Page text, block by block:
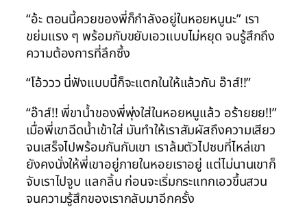
“อ้ะ ตอนนี้ควยของพี่ก็กำลังอยู่ในหอยหนูนะ” เรา
ขย่มแรง ๆ พร้อมกับขยับเอวแบบไม่หยุด จนรู้สึกถึง
ความต้องการที่ลึกซึ้ง
“โอ้ววว นี่ฟังแบบนี้ก็จะแตกในให้แล้วกัน อ๊าส์!!”
“อ๊าส์!! พี่ขาน้ำของพี่พุ่งใส่ในหอยหนูแล้ว อร้ายยย!!”
เมื่อพี่เขาฉีดน้ำเข้าใส่ มันทำให้เราสัมผัสถึงความเสียว
จนเสร็จไปพร้อมกันกับเขา เราล้มตัวไปซบที่ไหล่เขา
ยังคงนั่งให้พี่เขาอยู่ภายในหอยเราอยู่ แต่ไม่นานเขาก็
จับเราไปจูบ แลกลิ้น ก่อนจะเริ่มกระแทกเอวขึ้นสวน
จนความรู้สึกของเรากลับมาอีกครั้ง